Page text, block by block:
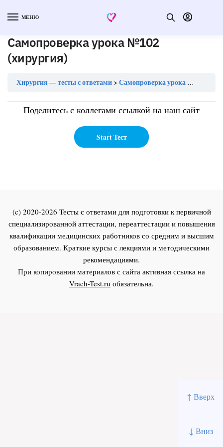
↑ Вверх
↓ Вниз
МЕНЮ
Самопроверка урока №102
(хирургия)
Хирургия — тесты с ответами Самопроверка урока №102 (хирургия)
Поделитесь с коллегами ссылкой на наш сайт
(c) 2020-2026 Тесты с ответами для подготовки к первичной
специализированной аттестации, переаттестации и повышения
квалификации медицинских работников со средним и высшим
образованием. Краткие курсы с лекциями и методическими
рекомендациями.
При копировании материалов с сайта активная ссылка на
Vrach-Test.ru обязательна.